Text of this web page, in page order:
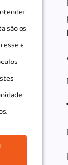
são os
e